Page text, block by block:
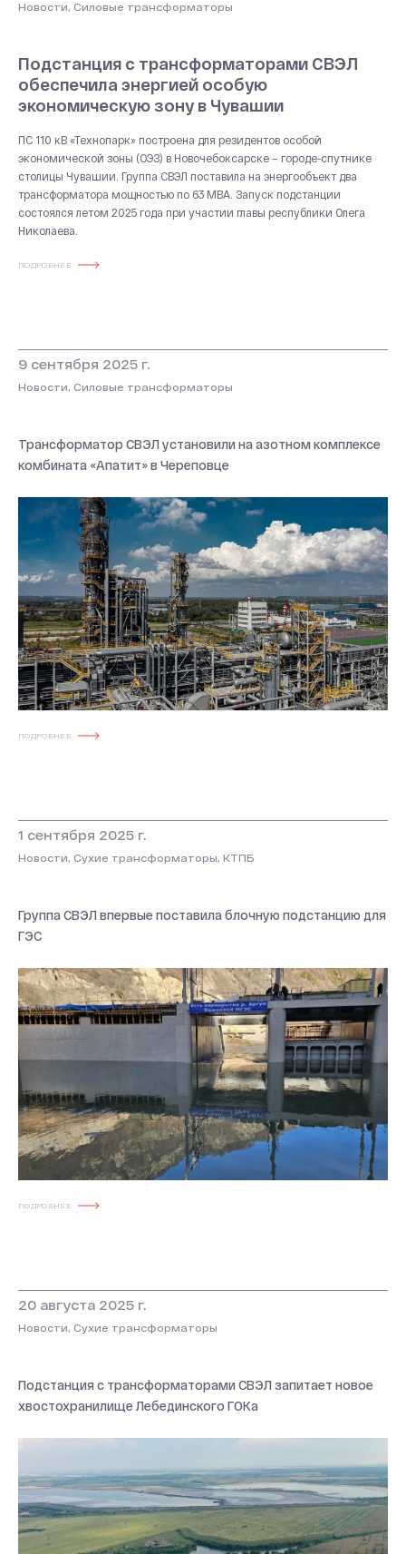
ПОДРОБНЕЕ
Новости, Силовые трансформаторы
Подстанция с трансформаторами СВЭЛ
обеспечила энергией особую
экономическую зону в Чувашии
ПС 110 кВ «Технопарк» построена для резидентов особой
экономической зоны (ОЭЗ) в Новочебоксарске – городе-спутнике
столицы Чувашии. Группа СВЭЛ поставила на энергообъект два
трансформатора мощностью по 63 МВА. Запуск подстанции
состоялся летом 2025 года при участии главы республики Олега
Николаева.
ПОДРОБНЕЕ
9 сентября 2025 г.
Новости, Силовые трансформаторы
Трансформатор СВЭЛ установили на азотном комплексе
комбината «Апатит» в Череповце
ПОДРОБНЕЕ
1 сентября 2025 г.
Новости, Сухие трансформаторы, КТПБ
Группа СВЭЛ впервые поставила блочную подстанцию для
ГЭС
20 августа 2025 г.
Новости, Сухие трансформаторы
Подстанция с трансформаторами СВЭЛ запитает новое
хвостохранилище Лебединского ГОКа